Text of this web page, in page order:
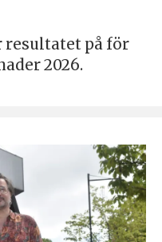
resultatet på för
2026.